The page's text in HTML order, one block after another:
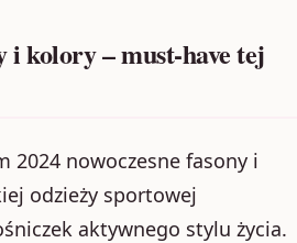
i kolory – must-have tej
2024 nowoczesne fasony i
odzieży sportowej
aktywnego stylu życia.